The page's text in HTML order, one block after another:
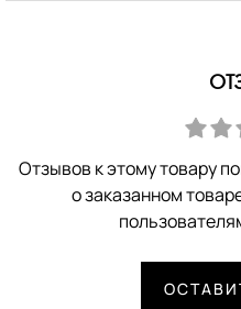
Отзывов к этому товару
о заказанном